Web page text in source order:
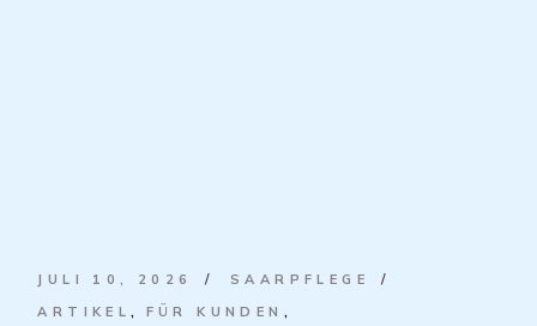
JULI 10, 2026
SAARPFLEGE
ARTIKEL
FÜR KUNDEN